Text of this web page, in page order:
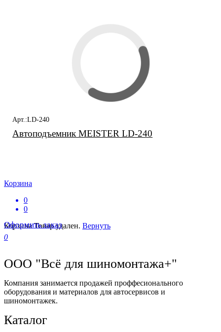
Арт.:LD-240
Автоподъемник MEISTER LD-240
Корзина
0
0
Корзина Товар удален. Вернуть
0
Оформить заказ
ООО "Всё для шиномонтажа+"
Компания занимается продажей проффесионального
оборудования и материалов для автосервисов и
шиномонтажек.
Каталог